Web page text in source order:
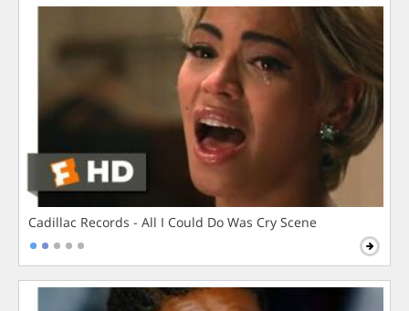
Cadillac Records - All I Could Do Was Cry Scene